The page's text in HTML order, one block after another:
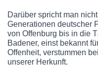
Darüber spricht man
Generationen deutscher
von Offenburg bis in die
Badener, einst bekannt
Offenheit, verstummen
unserer Herkunft.